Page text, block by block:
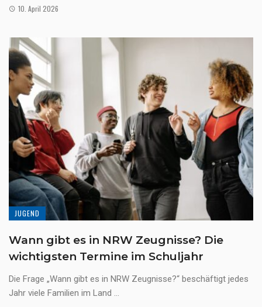
10. April 2026
JUGEND
Wann gibt es in NRW Zeugnisse? Die
wichtigsten Termine im Schuljahr
Die Frage „Wann gibt es in NRW Zeugnisse?“ beschäftigt jedes
Jahr viele Familien im Land ...